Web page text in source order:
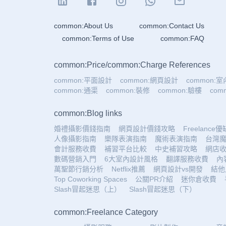
common:About Us
common:Contact Us
common:Terms of Use
common:FAQ
common:Price/common:Charge References
common:平面設計 common:網頁設計
common:室
common:通渠
common:裝修 common:驗樓
common:Blog links
婚禮攝影價錢指南 網頁設計價錢攻略
Freelance優
人像攝影指南
樂隊表演指南 魔術表演指南
台灣
會計服務收費
補習平台比較 中史補習攻略
網店
數碼營銷入門
6大室內設計風格 翻譯服務收費
內
萬聖節行銷分析
Netflix推薦 網頁設計vs開發
結
Top Coworking Spaces
公關PR介紹 迷你倉收費
Slash冒起迷思（上）
Slash冒起迷思（下）
common:Freelance Category